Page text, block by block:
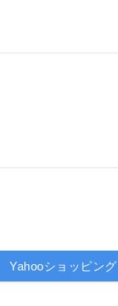
Yahooショッピング